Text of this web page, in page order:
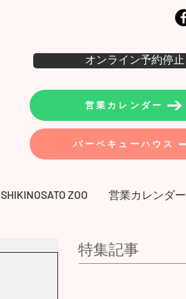
オンライン予約停止
営業カレンダー
バーベキューハウス
SHIKINOSATO ZOO 営業カレンダー
特集記事